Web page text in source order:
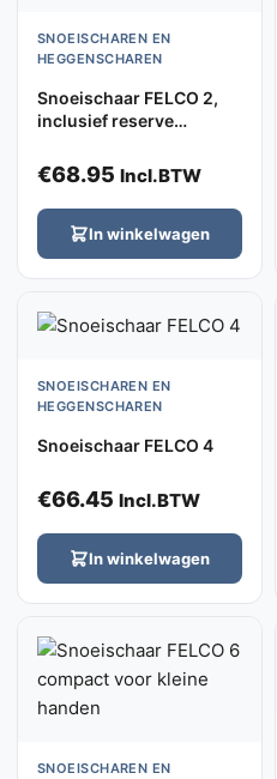
SNOEISCHAREN EN
HEGGENSCHAREN
Snoeischaar FELCO 2,
inclusief reserve
€68.95 Incl.BTW
In winkelwagen
SNOEISCHAREN EN
HEGGENSCHAREN
Snoeischaar FELCO 4
€66.45 Incl.BTW
In winkelwagen
SNOEISCHAREN EN